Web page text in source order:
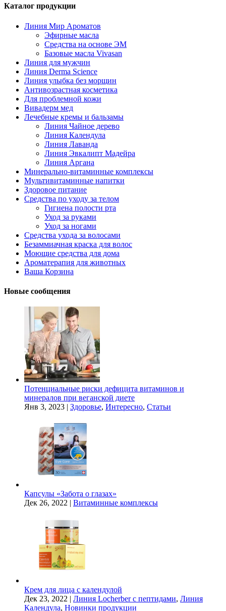
Каталог продукции
Линия Мир Ароматов
Эфирные масла
Средства на основе ЭМ
Базовые масла Vivasan
Линия для мужчин
Линия Derma Science
Линия улыбка без морщин
Антивозрастная косметика
Для проблемной кожи
Вивадерм мед
Лечебные кремы и бальзамы
Линия Чайное дерево
Линия Календула
Линия Лаванда
Линия Эвкалипт Мадейра
Линия Аргана
Минерально-витаминные комплексы
Мультивитаминные напитки
Здоровое питание
Средства по уходу за телом
Гигиена полости рта
Уход за руками
Уход за ногами
Средства ухода за волосами
Безаммиачная краска для волос
Моющие средства для дома
Ароматерапия для животных
Ваша Корзина
Новые сообщения
Потенциальные риски дефицита витаминов и
минералов при веганской диете
Янв 3, 2023 | Здоровье, Интересно, Статьи
Капсулы «Забота о глазах»
Дек 26, 2022 | Витаминные комплексы
Крем для лица с календулой
Дек 23, 2022 | Линия Locherber с пептидами, Линия
Календула, Новинки продукции